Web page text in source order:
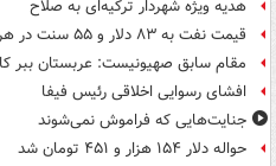
هدیه ویژه شهردار ترکیه‌ای به صلاح
قیمت نفت به ۸۳ دلار و ۵۵ سنت در هر بشکه رسید
مقام سابق صهیونیست: عربستان ببر
افشای رسوایی اخلاقی رئیس فیفا
جنایت‌هایی که فراموش نمی‌شوند
حواله دلار ۱۵۴ هزار و ۴۵۱ تومان شد